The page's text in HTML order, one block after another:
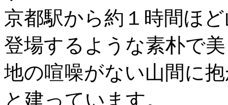
京都駅から約１時間ほ
登場するような素朴で
地の喧噪がない山間に
と建っています。